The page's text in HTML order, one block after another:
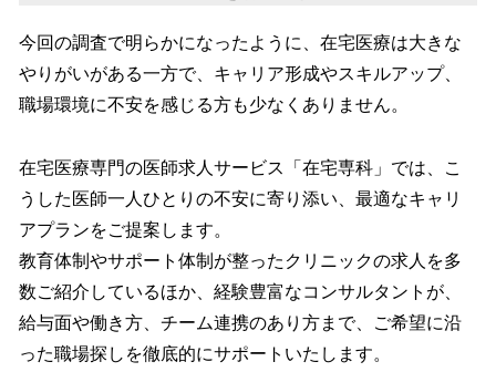
今回の調査で明らかになったように、在宅医療は大きな
やりがいがある一方で、キャリア形成やスキルアップ、
職場環境に不安を感じる方も少なくありません。
在宅医療専門の医師求人サービス「在宅専科」では、こ
うした医師一人ひとりの不安に寄り添い、最適なキャリ
アプランをご提案します。
教育体制やサポート体制が整ったクリニックの求人を多
数ご紹介しているほか、経験豊富なコンサルタントが、
給与面や働き方、チーム連携のあり方まで、ご希望に沿
った職場探しを徹底的にサポートいたします。